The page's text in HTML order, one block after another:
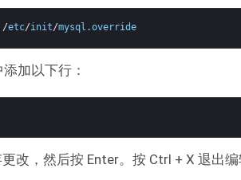
/etc/init/mysql .override
加以下行：
改，然后按 Enter。按 Ctrl + X 退出